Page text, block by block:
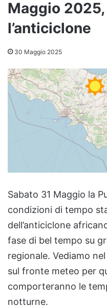
Maggio
l’anticiclone
30 Maggio 2025
Sabato 31 Maggio la
condizioni di tempo
dell’anticiclone
fase di bel tempo su
regionale. Vediamo
sul fronte meteo per
comporteranno le
notturne.